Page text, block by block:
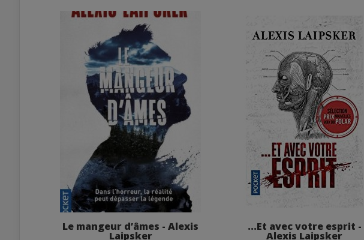
Le mangeur d’âmes - Alexis
Laipsker
...Et avec votre esprit -
Alexis Laipsker